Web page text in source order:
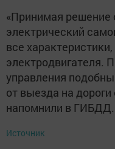
«Принимая решение
электрический
все
электродвигателя.
управления
от выезда на
напомнили в ГИБДД.
Источник